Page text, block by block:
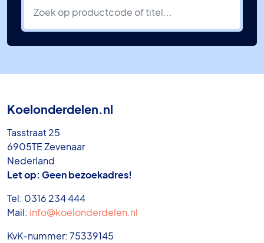
Koelonderdelen.nl
Tasstraat 25
6905TE Zevenaar
Nederland
Let op: Geen bezoekadres!
Tel: 0316 234 444
Mail: info@koelonderdelen.nl
KvK-nummer: 75339145